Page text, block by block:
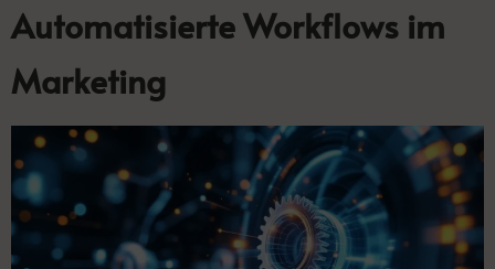
Automatisierte Workflows im
Marketing